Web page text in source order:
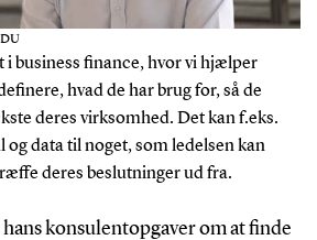
i business finance, hvor vi hjælper
hvad de har brug for, så de
deres virksomhed. Det kan f.eks.
og data til noget, som ledelsen kan
deres beslutninger ud fra.
konsulentopgaver om at finde